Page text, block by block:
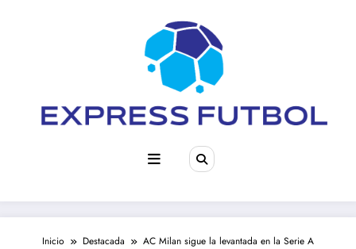
Inicio Destacada AC Milan sigue la levantada en la Serie A